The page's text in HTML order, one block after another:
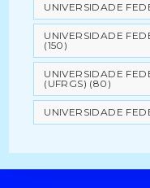
UNIVERSIDADE
UNIVERSIDADE
(150)
UNIVERSIDADE
(UFRGS) (80)
UNIVERSIDADE